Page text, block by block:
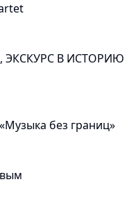
ЭКСКУРС В ИСТОРИЮ
без границ»